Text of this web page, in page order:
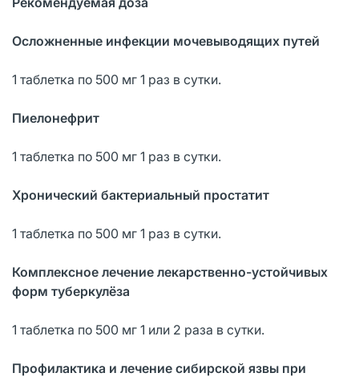
Осложненные инфекции мочевыводящих путей
1 таблетка по 500 мг 1 раз в сутки.
Пиелонефрит
1 таблетка по 500 мг 1 раз в сутки.
Хронический бактериальный простатит
1 таблетка по 500 мг 1 раз в сутки.
Комплексное лечение лекарственно-устойчивых
форм туберкулёза
1 таблетка по 500 мг 1 или 2 раза в сутки.
Профилактика и лечение сибирской язвы при